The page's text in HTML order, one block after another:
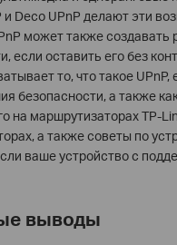
и Deco UPnP делают эти
может также создавать
если оставить его без
то, что такое
безопасности, а также
на маршрутизаторах TP-
а также советы по
ваше устройство с
выводы